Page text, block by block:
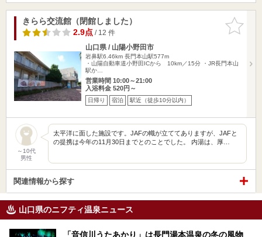
お気に入
りに追加
きらら交流館（閉館しました）
2.9点/ 12 件
山口県 / 山陽小野田市
岩鼻駅6.46km 長門本山駅577m
・山陽自動車道小野田ICから 10km／15分 ・JR長門本山
駅か…
営業時間 10:00～21:00
入浴料金 520円～
日帰り 宿泊 駅近（徒歩10分以内）
～10代
男性
太平洋に面した施設です。JAFの幟が立ててありますが、JAFと
の提携は今年の11月30日までとのことでした。 内湯は、厚…
関連情報から探す
山口県のニフティ温泉ニュース
「音信川うたあかり」は長門湯本温泉の冬の風物